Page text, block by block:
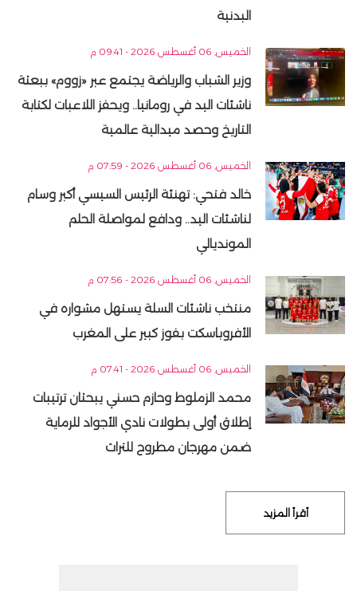
البدنية
الخميس, 06 أغسطس 2026 - 09:41 م
وزير الشباب والرياضة يجتمع عبر «زووم» ببعثة
ناشئات اليد في رومانيا.. ويحفز اللاعبات لكتابة
التاريخ وحصد ميدالية عالمية
الخميس, 06 أغسطس 2026 - 07:59 م
خالد فتحي: تهنئة الرئيس السيسي أكبر وسام
لناشئات اليد.. ودافع لمواصلة الحلم
المونديالي
الخميس, 06 أغسطس 2026 - 07:56 م
منتخب ناشئات السلة يستهل مشواره في
الأفروباسكت بفوز كبير على المغرب
الخميس, 06 أغسطس 2026 - 07:41 م
محمد الزملوط وحازم حسني يبحثان ترتيبات
إطلاق أولى بطولات نادي الأجواد للرماية
ضمن مهرجان مطروح للتراث
أقرأ المزيد